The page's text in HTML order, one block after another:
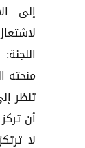
إلى
منحته
تنظر
أن
لا